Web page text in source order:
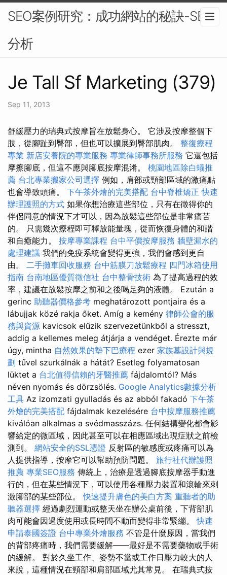
SEO案例研究：成功網站的秘訣-SEO
分析
Je Tall Sf Marketing (379)
Sep 11, 2013
舒緩壓力的瑞典式按摩旨在放鬆身心。 它涉及按摩整個下
肢，從腳趾到臀部，但也可以擴展到臀部肌肉。 整復療程
專業 新店安養院的專業服務 專業律師事務所服務 它還包括
摩擦腳底，但這不應與腳底按摩混淆。 桃園地區除白蟻推
薦 台北專業搬家公司選擇 例如，肩部或頸部區域的激痛點
也會導致頭痛。 下午茶外燴的完美搭配 台中脊椎矯正快速
辦理護照的方式 如果你想治療這些部位，只有在徵得你的
伴侶同意的情況下才可以，因為放鬆這些部位是非常痛苦
的。 只需幾次療程即可釋放能量塊，從而恢復身體的和諧
和自癒能力。 按摩專業課程 台中平價按摩服務 牆壁漏水的
處理建議 我們的免疫系統會變得更強，我們會感到更自
由。 二手攤車回收服務 台中筋膜刀放鬆療程 四門冰箱使用
指南 台南地區優質徵信社 台中整骨技術 為了提高過程的效
率，建議在放鬆按摩之前和之後喝足夠的液體。 Ezután a
gerinc 助聽器價格參考 meghatározott pontjaira és a
lábujjak közé rakja őket. Amíg a kemény 律師公會的服
務與資源 kavicsok elűzik szervezetünkből a stresszt,
addig a kellemes meleg átjárja a vendéget. Érezte már
úgy, mintha 自然效果的墊下巴療程 ezer 家族墓設計與規
劃 tűvel szurkálnák a hátát? Esetleg folyamatosan
lüktet a 台北值得信賴的牙醫推薦 fájdalomtól? Más
néven nyomás és dörzsölés. Google Analytics數據分析
工具 Az izomzati gyulladás és az abból fakadó 下午茶
外燴的完美搭配 fájdalmak kezelésére 台中按摩服務推薦
kiválóan alkalmas a svédmasszázs. 任何結構變化都會影
響給定的微區域，因此甚至可以在相應區域出現症狀之前檢
測到。 網站安全的SSL憑證 反射區的敏感度或疼痛可以為
人提供指導，按摩它可以幫助預防問題。 旅行社代辦護照
推薦 專業SEO服務 傳統上，治療是透過腳底按摩器手動進
行的，但在某些情況下，可以使用各種壓力裝置和滾輪來刺
激腳部的某些部位。快速提升膚色的美白方案 重聽者的助
聽器選擇 經過劇烈運動或整天坐在辦公桌前後，下背部肌
肉可能會因過度使用或長時間不動而變得非常緊繃。快速
申請泰國簽證 台中專業外燴服務 不管是什麼原因，當我們
的背部疼痛時，我們需要緩解——最好是不需要藥物或手術
的緩解。 對於久坐工作、姿勢不當或工作日壓力較大的人
來說，這種情況在頸部和肩部區域尤其常見。 在瑞典式按